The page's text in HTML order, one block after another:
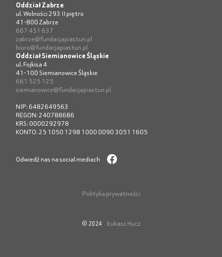
Oddział Zabrze
ul. Wolności 293 II piętro
41-800 Zabrze
667 451 637
zabrze@fundacjapiastun.pl
biuro@fundacjapiastun.pl
Oddział Siemianowice Śląskie
ul. Fojkisa 4
41-100 Siemianowice Śląskie
661 525 125
siemianowice@fundacjapiastun.pl
NIP: 6482649563
REGON: 240788686
KRS: 0000292978
KONTO: 25 1050 1298 1000 0090 3051 1605
Odwiedź nas na social mediach
© 2024 Łukasz Hucz
Polityka prywatności